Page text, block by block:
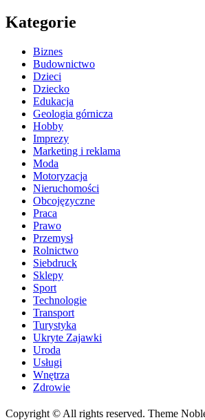
Kategorie
Biznes
Budownictwo
Dzieci
Dziecko
Edukacja
Geologia górnicza
Hobby
Imprezy
Marketing i reklama
Moda
Motoryzacja
Nieruchomości
Obcojęzyczne
Praca
Prawo
Przemysł
Rolnictwo
Siebdruck
Sklepy
Sport
Technologie
Transport
Turystyka
Ukryte Zajawki
Uroda
Usługi
Wnętrza
Zdrowie
Copyright © All rights reserved. Theme